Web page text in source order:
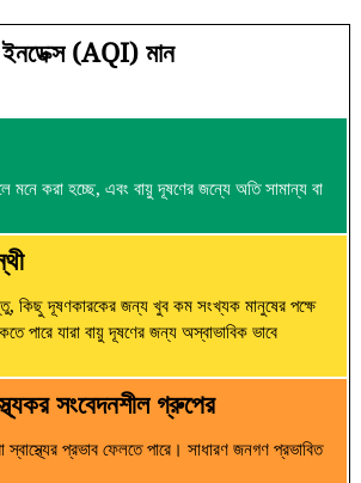
ইনডেক্স (AQI) মান
করা হচ্ছে, এবং বায়ু দূষণের জন্যে অতি সামান্য বা
কিছু দূষণকারকের জন্য খুব কম সংখ্যক মানুষের পক্ষে
পারে যারা বায়ু দূষণের জন্য অস্বাভাবিক ভাবে
সংবেদনশীল গ্রুপের
প্রভাব ফেলতে পারে। সাধারণ জনগণ প্রভাবিত